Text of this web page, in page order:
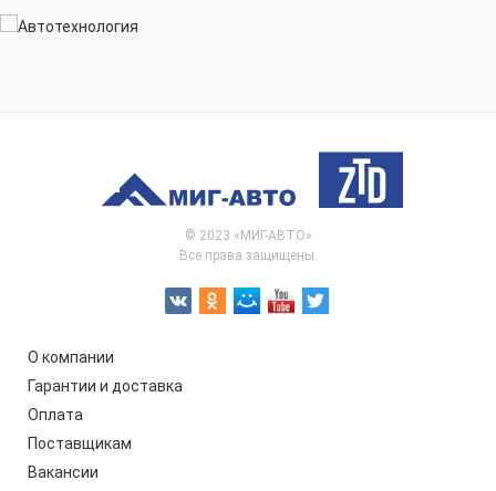
© 2023 «МИГ-АВТО»
Все права защищены.
О компании
Гарантии и доставка
Оплата
Поставщикам
Вакансии